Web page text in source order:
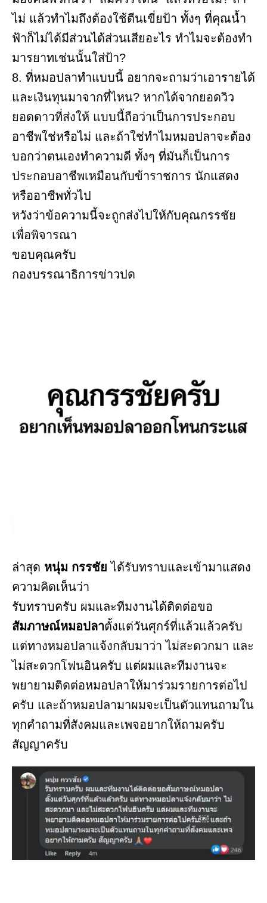
ไม่ แล้วทำไมถึงต้องใช้ตีนเขี่ยป้า ทั้งๆ ที่คุณน้ำ
ฟ้าก็ไม่ได้มีส่วนได้ส่วนเสียอะไร ทำไมจะต้องทำ
มารยาทเช่นนั้นใส่ป้า?
8. ที่หมอปลาทำแบบนี้ อยากจะถามว่าเอารายได้
และเงินทุนมาจากที่ไหน? หากได้จากยอดวิว
ยอดดาวที่ส่งให้ แบบนี้ถือว่าเป็นการประกอบ
อาชีพใช่หรือไม่ และถ้าใช่ทำไมหมอปลาจะต้อง
บอกว่าตนเองทำความดี ทั้งๆ ที่มันก็เป็นการ
ประกอบอาชีพเหมือนกับข้าราชการ นักแสดง
หรืออาชีพทั่วไป
หวังว่าข้อความนี้จะถูกส่งไปให้กับคุณกรรชัย
เพื่อพิจารณา
ขอบคุณครับ
กองบรรณาธิการข่าวปด
ล่าสุด หนุ่ม กรรชัยได้รับทราบและเข้ามาแสดง
ความคิดเห็นว่า
รับทราบครับ ผมและทีมงานได้ติดต่อขอ
สัมภาษณ์หมอปลาตั้งแต่วันศุกร์ที่แล้วแล้วครับ
แต่ทางหมอปลาแจ้งกลับมาว่า ไม่สะดวกมา และ
ไม่สะดวกโฟนอินครับ แต่ผมและทีมงานจะ
พยายามติดต่อหมอปลาให้มาร่วมรายการต่อไป
ครับ และถ้าหมอปลามาผมจะเป็นตัวแทนถามใน
ทุกคำถามที่สังคมและเพจอยากให้ถามครับ
สัญญาครับ